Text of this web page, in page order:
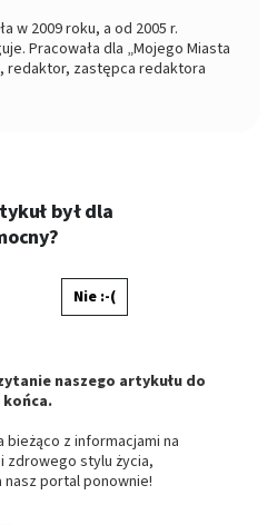
w 2009 roku, a od 2005 r.
Pracowała dla „Mojego Miasta
redaktor, zastępca redaktora
z „Nowym Życiem
był dla
Nie :-(
naszego artykułu do
końca.
bieżąco z informacjami na
zdrowego stylu życia,
nasz portal ponownie!